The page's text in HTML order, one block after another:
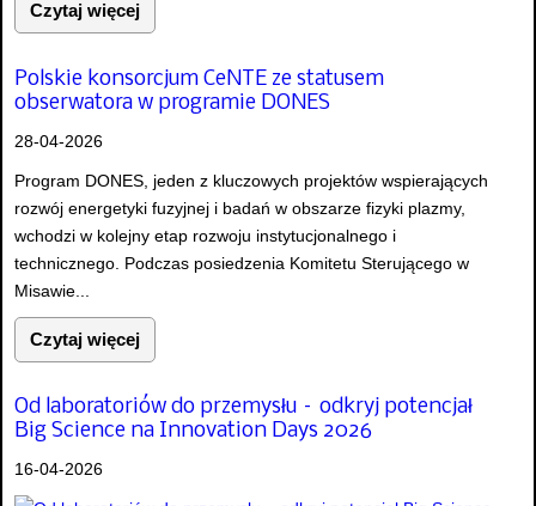
Czytaj więcej
Polskie konsorcjum CeNTE ze statusem
obserwatora w programie DONES
28-04-2026
Program DONES, jeden z kluczowych projektów wspierających
rozwój energetyki fuzyjnej i badań w obszarze fizyki plazmy,
wchodzi w kolejny etap rozwoju instytucjonalnego i
technicznego. Podczas posiedzenia Komitetu Sterującego w
Misawie...
Czytaj więcej
Od laboratoriów do przemysłu – odkryj potencjał
Big Science na Innovation Days 2026
16-04-2026